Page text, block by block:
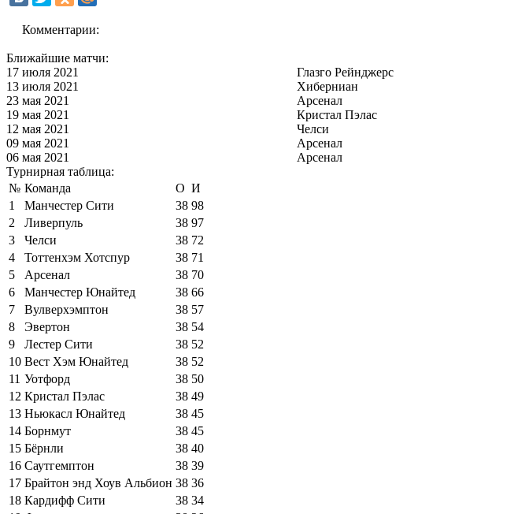
Комментарии:
Ближайшие матчи:
17 июля 2021
Глазго Рейнджерс
13 июля 2021
Хиберниан
23 мая 2021
Арсенал
19 мая 2021
Кристал Пэлас
12 мая 2021
Челси
09 мая 2021
Арсенал
06 мая 2021
Арсенал
Турнирная таблица:
№ Команда О И
1
Манчестер Сити 38 98
2
Ливерпуль 38 97
3
Челси 38 72
4
Тоттенхэм Хотспур 38 71
5
Арсенал 38 70
6
Манчестер Юнайтед 38 66
7
Вулверхэмптон 38 57
8
Эвертон 38 54
9
Лестер Сити 38 52
10 Вест Хэм Юнайтед 38 52
11 Уотфорд 38 50
12 Кристал Пэлас 38 49
13 Ньюкасл Юнайтед 38 45
14 Борнмут 38 45
15 Бёрнли 38 40
16 Саутгемптон 38 39
17 Брайтон энд Хоув Альбион 38 36
18 Кардифф Сити 38 34